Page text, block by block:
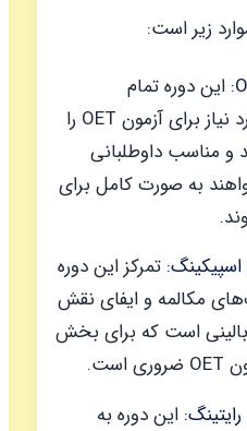
زیر است:
این دوره تمام
مهارت‌های مورد نیاز برای آزمون OET را
مناسب داوطلبانی
به صورت کامل برای
تمرکز این دوره
مکالمه و ایفای نقش
است که برای بخش
این دوره به